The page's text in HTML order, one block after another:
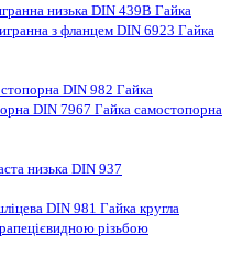
низька DIN 439B Гайка
з фланцем DIN 6923 Гайка
DIN 982 Гайка
DIN 7967 Гайка самостопорна
низька DIN 937
DIN 981 Гайка кругла
різьбою